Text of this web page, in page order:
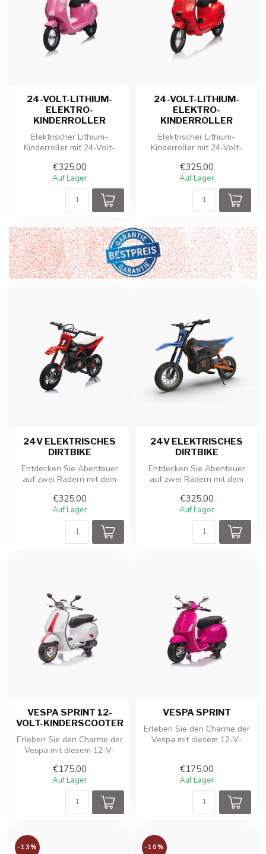
24-VOLT-LITHIUM-
ELEKTRO-
KINDERROLLER
Elektrischer Lithium-
Kinderroller mit 24-Volt-
€325,00
Auf Lager
24-VOLT-LITHIUM-
ELEKTRO-
KINDERROLLER
Elektrischer Lithium-
Kinderroller mit 24-Volt-
€325,00
Auf Lager
24V ELEKTRISCHES
DIRTBIKE
Entdecken Sie Abenteuer
auf zwei Rädern mit dem
Die...
€325,00
Auf Lager
24V ELEKTRISCHES
DIRTBIKE
Entdecken Sie Abenteuer
auf zwei Rädern mit dem
Die...
€325,00
Auf Lager
VESPA SPRINT 12-
VOLT-KINDERSCOOTER
Erleben Sie den Charme der
Vespa mit diesem 12-V-
€175,00
Auf Lager
VESPA SPRINT
Erleben Sie den Charme der
Vespa mit diesem 12-V-
€175,00
Auf Lager
-13% -10%